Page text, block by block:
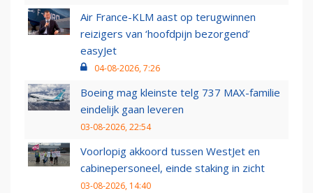
Air France-KLM aast op terugwinnen
reizigers van ‘hoofdpijn bezorgend’
easyJet
04-08-2026, 7:26
Boeing mag kleinste telg 737 MAX-familie
eindelijk gaan leveren
03-08-2026, 22:54
Voorlopig akkoord tussen WestJet en
cabinepersoneel, einde staking in zicht
03-08-2026, 14:40